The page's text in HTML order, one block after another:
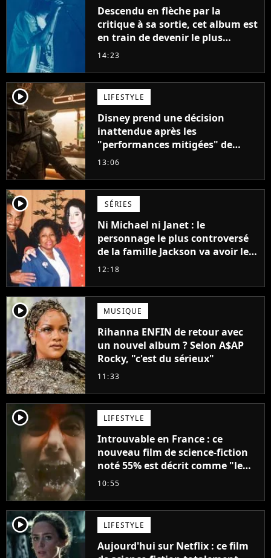
Descendu en flèche par la
critique à sa sortie, cet album est
en train de devenir le plus
populaire de son auteur
14:23
player2 LIFESTYLE
Disney prend une décision
inattendue après les
"performances mitigées" de
Vaiana et The Mandalorian &
13:06
player2 SÉRIES
Ni Michael ni Janet : le
personnage le plus controversé
de la famille Jackson va avoir le
droit à sa propre série
12:18
player2 MUSIQUE
Rihanna ENFIN de retour avec
un nouvel album ? Selon A$AP
Rocky, "c'est du sérieux"
11:33
player2 LIFESTYLE
Introuvable en France : ce
nouveau film de science-fiction
noté 55% est décrit comme "le
plus stupide de l'année"
10:55
player2 LIFESTYLE
Aujourd'hui sur Netflix : ce film